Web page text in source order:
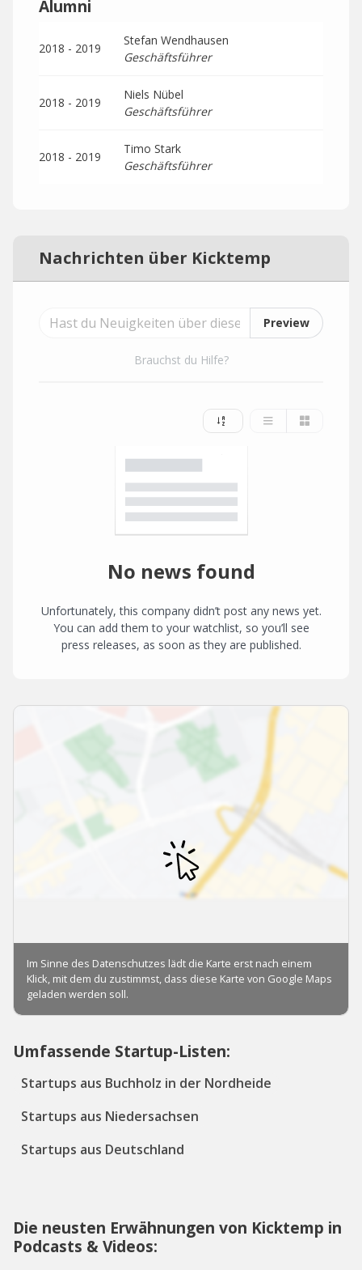
Alumni
2018 - 2019
Stefan Wendhausen
Geschäftsführer
2018 - 2019
Niels Nübel
Geschäftsführer
2018 - 2019
Timo Stark
Geschäftsführer
Nachrichten über Kicktemp
Preview
Brauchst du Hilfe?
No news found
Unfortunately, this company didn’t post any news yet.
You can add them to your watchlist, so you’ll see
press releases, as soon as they are published.
Umfassende Startup-Listen:
Startups aus Buchholz in der Nordheide
Startups aus Niedersachsen
Startups aus Deutschland
Die neusten Erwähnungen von Kicktemp in
Podcasts & Videos: